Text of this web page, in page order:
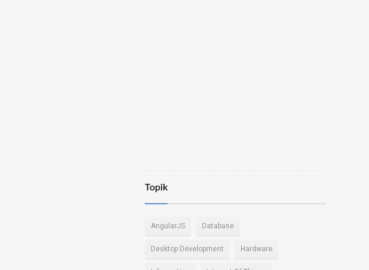
Topik
AngularJS Database
Desktop Development Hardware